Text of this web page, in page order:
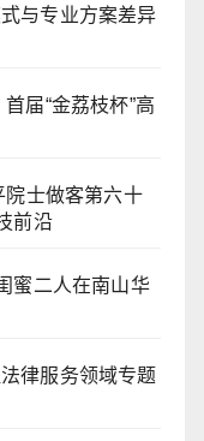
与专业方案差异
届“金荔枝杯”高
士做客第六十
前沿
蜜二人在南山华
律服务领域专题